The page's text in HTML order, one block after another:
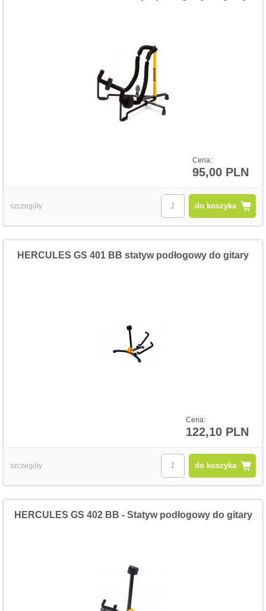
Cena:
95,00 PLN
do koszyka
szczegóły
Cena:
122,10 PLN
HERCULES GS 401 BB statyw podłogowy do gitary
do koszyka
szczegóły
HERCULES GS 402 BB - Statyw podłogowy do gitary